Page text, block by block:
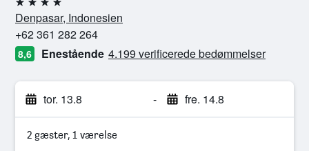
4 stjerner
Denpasar, Indonesien
+62 361 282 264
8,6 Enestående 4.199 verificerede bedømmelser
tor. 13.8 - fre. 14.8
2 gæster, 1 værelse